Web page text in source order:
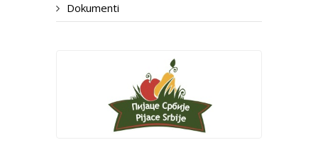
Dokumenti